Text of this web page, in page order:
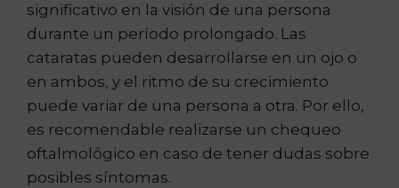
significativo en la visión de una persona
durante un período prolongado. Las
cataratas pueden desarrollarse en un ojo o
en ambos, y el ritmo de su crecimiento
puede variar de una persona a otra. Por ello,
es recomendable realizarse un chequeo
oftalmológico en caso de tener dudas sobre
posibles síntomas.